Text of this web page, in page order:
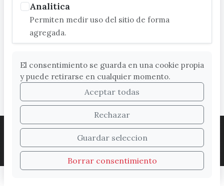
ACCESIBILIDAD COOKIES
LEGAL
PROTECCIÓN DE DATOS
MAPA WEB
SUGERENCIAS
Analitica
Permiten medir uso del sitio de forma
agregada.
El consentimiento se guarda en una cookie propia
y puede retirarse en cualquier momento.
Aceptar todas
Rechazar
Guardar seleccion
Borrar consentimiento